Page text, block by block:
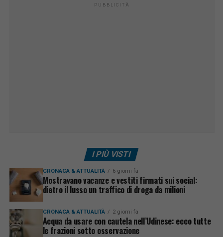
PUBBLICITÀ
I PIÙ VISTI
CRONACA & ATTUALITÀ 6 giorni fa
Mostravano vacanze e vestiti firmati sui social:
dietro il lusso un traffico di droga da milioni
CRONACA & ATTUALITÀ 2 giorni fa
Acqua da usare con cautela nell’Udinese: ecco tutte
le frazioni sotto osservazione